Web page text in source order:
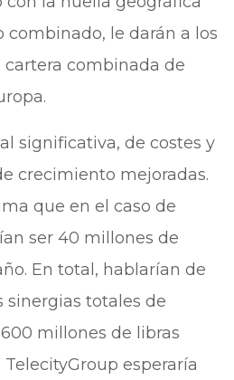
le darán a los
cartera combinada de
significativa, de costes y
crecimiento mejoradas.
que en el caso de
ser 40 millones de
En total, hablarían de
sinergias totales de
millones de libras
esperaría